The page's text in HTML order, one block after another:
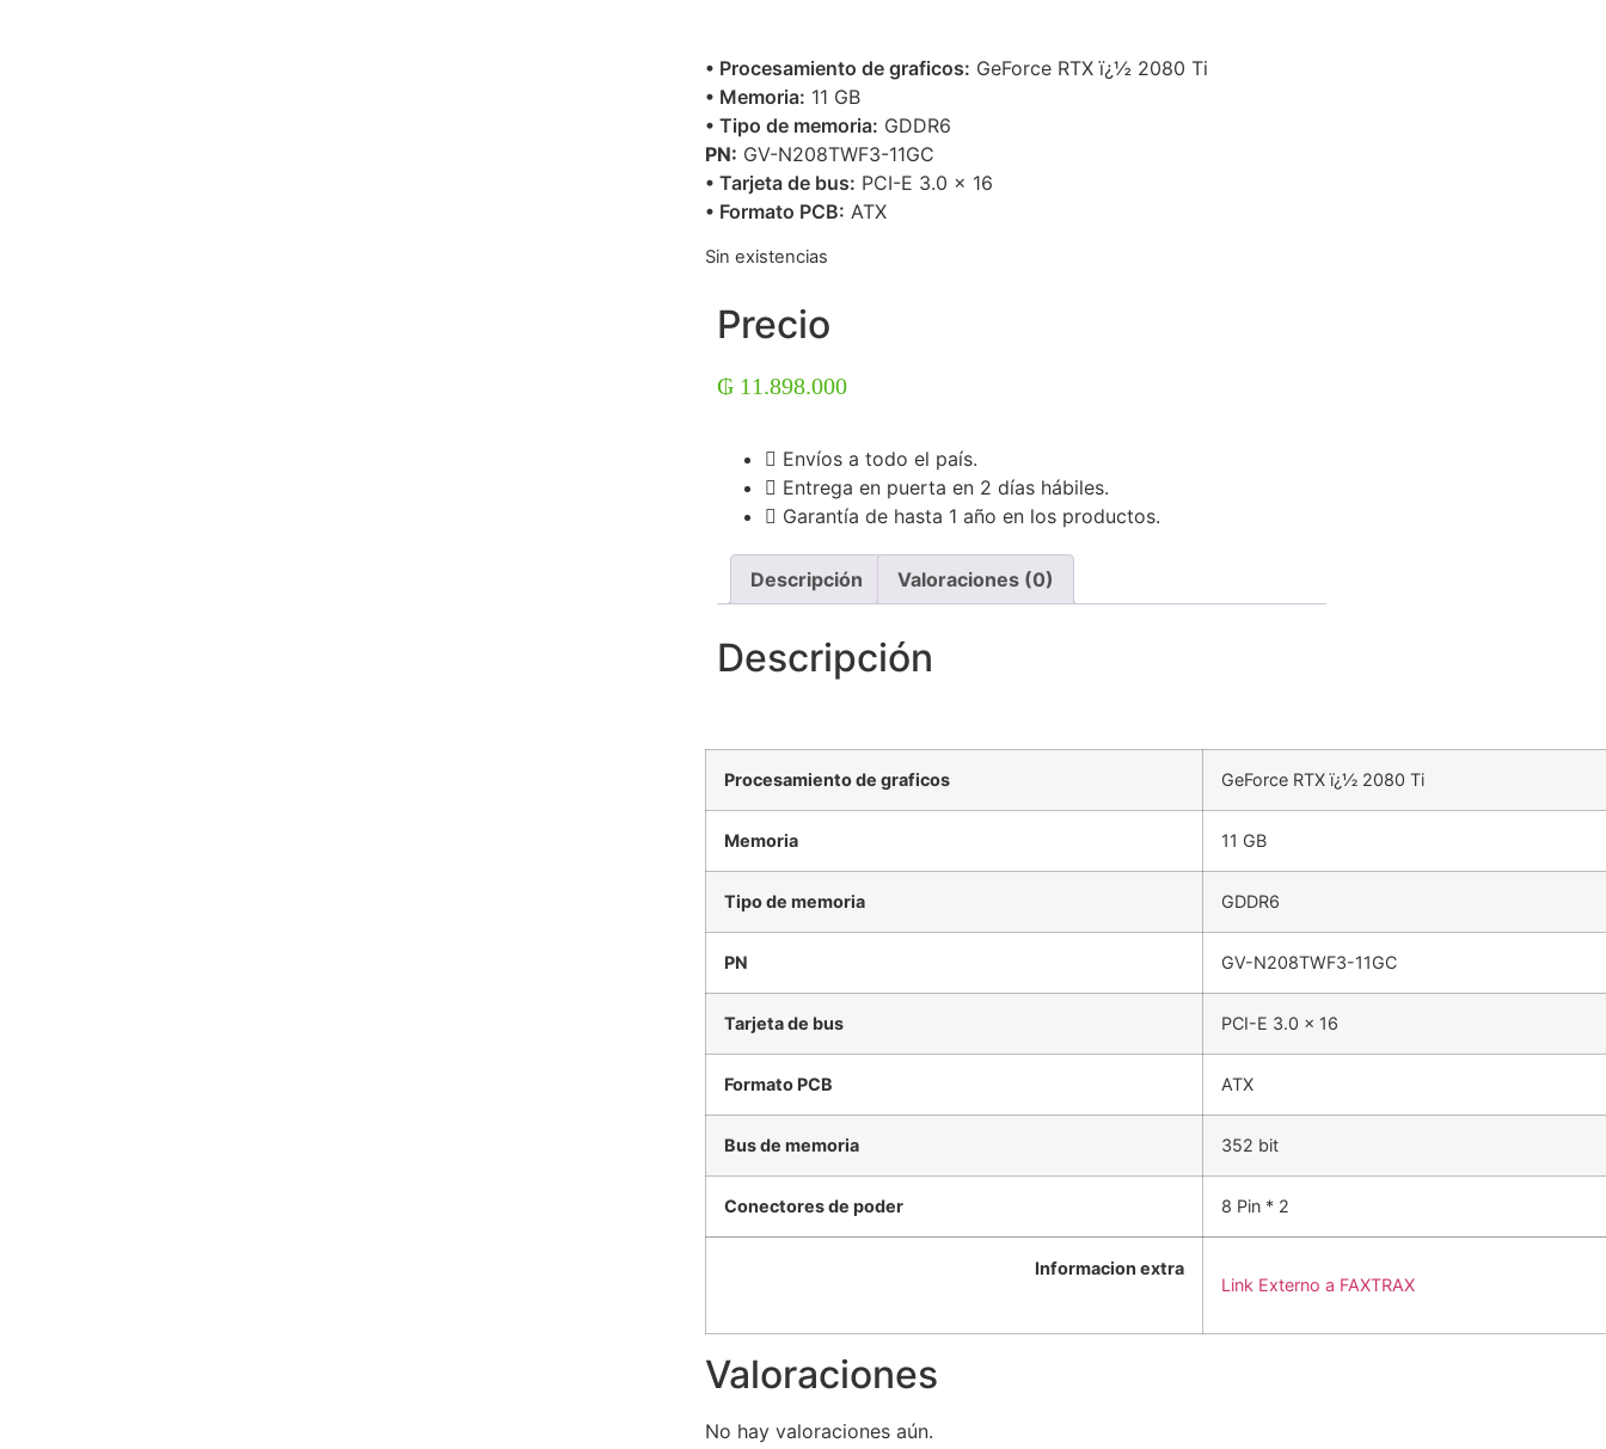
• Procesamiento de graficos: GeForce RTX ï¿½ 2080 Ti
• Memoria: 11 GB
• Tipo de memoria: GDDR6
PN: GV-N208TWF3-11GC
• Tarjeta de bus: PCI-E 3.0 x 16
• Formato PCB: ATX
Sin existencias
Precio
₲ 11.898.000
Envíos a todo el país.
Entrega en puerta en 2 días hábiles.
Garantía de hasta 1 año en los productos.
Descripción Valoraciones (0)
Descripción
Procesamiento de graficos GeForce RTX ï¿½ 2080 Ti
Memoria 11 GB
Tipo de memoria GDDR6
PN GV-N208TWF3-11GC
Tarjeta de bus PCI-E 3.0 x 16
Formato PCB ATX
Bus de memoria 352 bit
Conectores de poder 8 Pin * 2
Informacion extra
Link Externo a FAXTRAX
Valoraciones
No hay valoraciones aún.